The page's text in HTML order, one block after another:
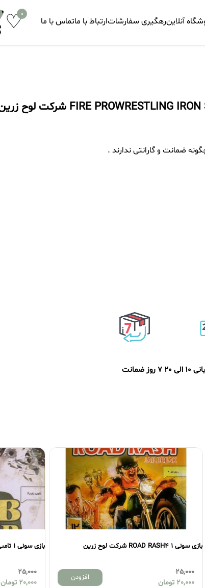
آنلاینرهگیری سفارشاتارتباط با ماتماس با ما
0
20 7 روز ضمانت
بازی سونی 1 ROAD RASH4 شرکت لوح زرین
25,000
20,000 تومان
افزودن
بازی سونی 1 تامب رایدر 4 شرکت لوح زرین
25,000
20,000 تومان